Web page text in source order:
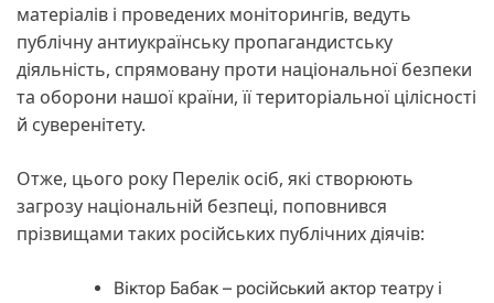
матеріалів і проведених моніторингів, ведуть
публічну антиукраїнську пропагандистську
діяльність, спрямовану проти національної безпеки
та оборони нашої країни, її територіальної цілісності
й суверенітету.
Отже, цього року Перелік осіб, які створюють
загрозу національній безпеці, поповнився
прізвищами таких російських публічних діячів:
Віктор Бабак – російський актор театру і